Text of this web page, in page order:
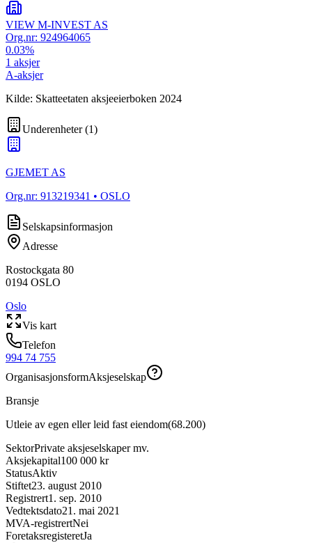
VIEW M-INVEST AS
Org.nr: 924964065
0.03%
1 aksjer
A-aksjer
Kilde: Skatteetaten aksjeeierboken 2024
Underenheter(1)
GJEMET AS
Org.nr: 913219341 • OSLO
Selskapsinformasjon
Adresse
Rostockgata 80
0194 OSLO
Oslo
Vis kart
Telefon
994 74 755
OrganisasjonsformAksjeselskap
Bransje
Utleie av egen eller leid fast eiendom(68.200)
SektorPrivate aksjeselskaper mv.
Aksjekapital100 000 kr
StatusAktiv
Stiftet23. august 2010
Registrert1. sep. 2010
Vedtektsdato21. mai 2021
MVA-registrertNei
ForetaksregisteretJa